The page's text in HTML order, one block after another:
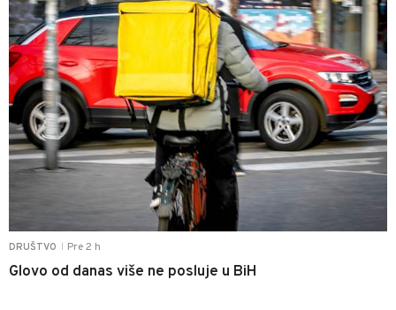
DRUŠTVO Pre 2 h
Glovo od danas više ne posluje u BiH